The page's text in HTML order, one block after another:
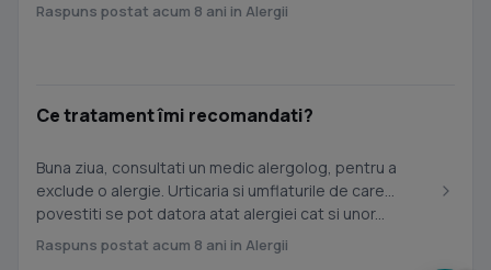
Raspuns postat acum 8 ani in Alergii
Ce tratament îmi recomandati?
Buna ziua, consultati un medic alergolog, pentru a
exclude o alergie. Urticaria si umflaturile de care
povestiti se pot datora atat alergiei cat si unor...
Raspuns postat acum 8 ani in Alergii